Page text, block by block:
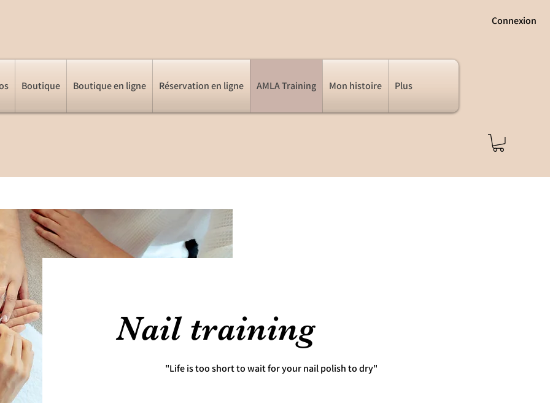
Connexion
Boutique Boutique en ligne Réservation en ligne AMLA Training Mon histoire Plus
Nail training
"Life is too short to wait for your nail polish to dry"